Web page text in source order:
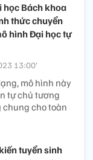
học Bách khoa
thức chuyển
hình Đại học tự
13:00’
mô hình này
tự chủ tương
chung cho toàn
tuyển sinh